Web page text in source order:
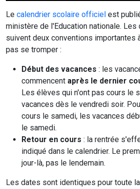
Le calendrier scolaire officiel est
ministère de l'Education nationale. Les
suivent deux conventions importantes
pas se tromper :
Début des vacances : les
commencent après le dernier
Les élèves qui n'ont pas cours le
vacances dès le vendredi soir.
cours le samedi, les vacances
le samedi.
Retour en cours : la rentrée
indiqué dans le calendrier. Le
jour-là, pas le lendemain.
Les dates sont identiques pour toute